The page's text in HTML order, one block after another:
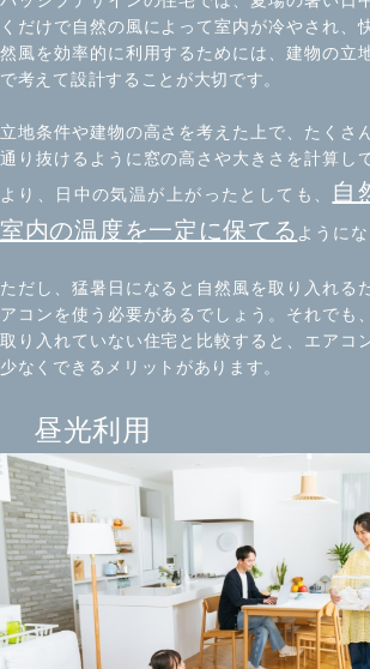
くだけで自然の風によって室内が冷やされ、
然風を効率的に利用するためには、建物の立
で考えて設計することが大切です。
立地条件や建物の高さを考えた上で、たくさ
通り抜けるように窓の高さや大きさを計算し
より、日中の気温が上がったとしても、
自
室内の温度を一定に保てる ようにな
ただし、猛暑日になると自然風を取り入れる
アコンを使う必要があるでしょう。それでも
取り入れていない住宅と比較すると、エアコ
少なくできるメリットがあります。
昼光利用